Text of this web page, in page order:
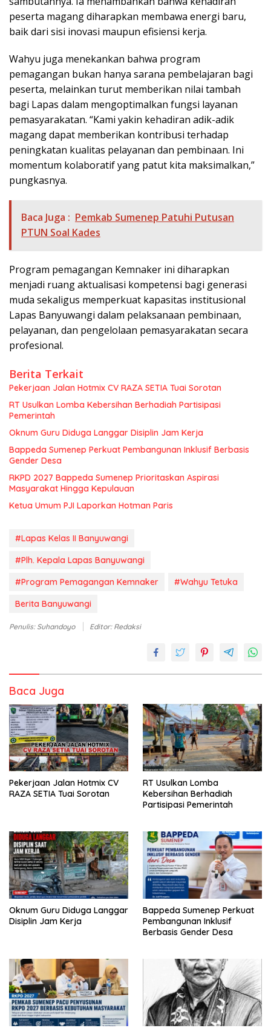
peserta magang diharapkan membawa energi baru,
baik dari sisi inovasi maupun efisiensi kerja.
Wahyu juga menekankan bahwa program
pemagangan bukan hanya sarana pembelajaran bagi
peserta, melainkan turut memberikan nilai tambah
bagi Lapas dalam mengoptimalkan fungsi layanan
pemasyarakatan. “Kami yakin kehadiran adik-adik
magang dapat memberikan kontribusi terhadap
peningkatan kualitas pelayanan dan pembinaan. Ini
momentum kolaboratif yang patut kita maksimalkan,”
pungkasnya.
Baca Juga : Pemkab Sumenep Patuhi Putusan
PTUN Soal Kades
Program pemagangan Kemnaker ini diharapkan
menjadi ruang aktualisasi kompetensi bagi generasi
muda sekaligus memperkuat kapasitas institusional
Lapas Banyuwangi dalam pelaksanaan pembinaan,
pelayanan, dan pengelolaan pemasyarakatan secara
profesional.
Berita Terkait
Pekerjaan Jalan Hotmix CV RAZA SETIA Tuai Sorotan
RT Usulkan Lomba Kebersihan Berhadiah Partisipasi
Pemerintah
Oknum Guru Diduga Langgar Disiplin Jam Kerja
Bappeda Sumenep Perkuat Pembangunan Inklusif Berbasis
Gender Desa
RKPD 2027 Bappeda Sumenep Prioritaskan Aspirasi
Masyarakat Hingga Kepulauan
Ketua Umum PJI Laporkan Hotman Paris
#Lapas Kelas II Banyuwangi
#Plh. Kepala Lapas Banyuwangi
#Program Pemagangan Kemnaker
#Wahyu Tetuka
Berita Banyuwangi
Penulis: Suhandoyo Editor: Redaksi
Baca Juga
Pekerjaan Jalan Hotmix CV
RAZA SETIA Tuai Sorotan
RT Usulkan Lomba
Kebersihan Berhadiah
Partisipasi Pemerintah
Oknum Guru Diduga Langgar
Disiplin Jam Kerja
Bappeda Sumenep Perkuat
Pembangunan Inklusif
Berbasis Gender Desa